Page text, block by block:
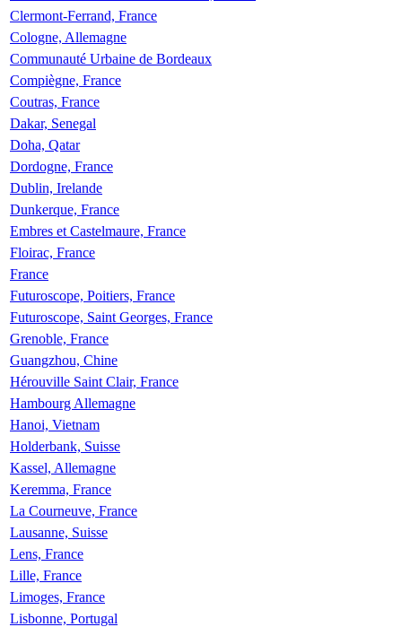
Clermont-Ferrand, France
Cologne, Allemagne
Communauté Urbaine de Bordeaux
Compiègne, France
Coutras, France
Dakar, Senegal
Doha, Qatar
Dordogne, France
Dublin, Irelande
Dunkerque, France
Embres et Castelmaure, France
Floirac, France
France
Futuroscope, Poitiers, France
Futuroscope, Saint Georges, France
Grenoble, France
Guangzhou, Chine
Hérouville Saint Clair, France
Hambourg Allemagne
Hanoi, Vietnam
Holderbank, Suisse
Kassel, Allemagne
Keremma, France
La Courneuve, France
Lausanne, Suisse
Lens, France
Lille, France
Limoges, France
Lisbonne, Portugal